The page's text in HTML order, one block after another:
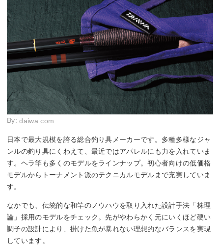
By:daiwa.com
日本で最大規模を誇る総合釣り具メーカーです。多種多様なジャ
ンルの釣り具にくわえて、最近ではアパレルにも力を入れていま
す。ヘラ竿も多くのモデルをラインナップ。初心者向けの低価格
モデルからトーナメント派のテクニカルモデルまで充実していま
す。
なかでも、伝統的な和竿のノウハウを取り入れた設計手法「株理
論」採用のモデルをチェック。先がやわらかく元にいくほど硬い
調子の設計により、掛けた魚が暴れない理想的なバランスを実現
しています。